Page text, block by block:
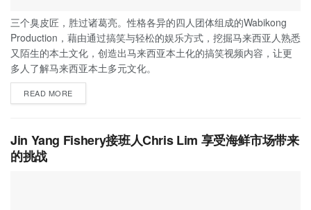
三个臭皮匠，胜过诸葛亮。性格各异的四人团体组成的Wabikong
Production，藉由通过搞笑与轻松的娱乐方式，挖掘马来西亚人熟悉
又陌生的本土文化，创造出马来西亚本土化的搞笑视频内容，让更
多人了解马来西亚本土多元文化。
READ MORE
Jin Yang Fishery接班人Chris Lim 享受海鲜市场带来
的挑战